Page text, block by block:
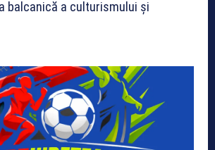
balcanică a culturismului și